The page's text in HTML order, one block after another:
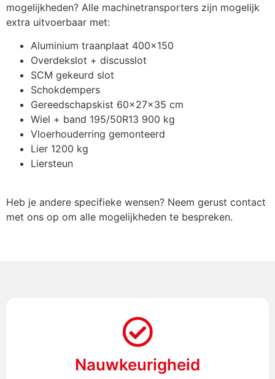
mogelijkheden? Alle machinetransporters zijn mogelijk
extra uitvoerbaar met:
Aluminium traanplaat 400×150
Overdekslot + discusslot
SCM gekeurd slot
Schokdempers
Gereedschapskist 60x27x35 cm
Wiel + band 195/50R13 900 kg
Vloerhouderring gemonteerd
Lier 1200 kg
Liersteun
Heb je andere specifieke wensen? Neem gerust contact
met ons op om alle mogelijkheden te bespreken.
Nauwkeurigheid